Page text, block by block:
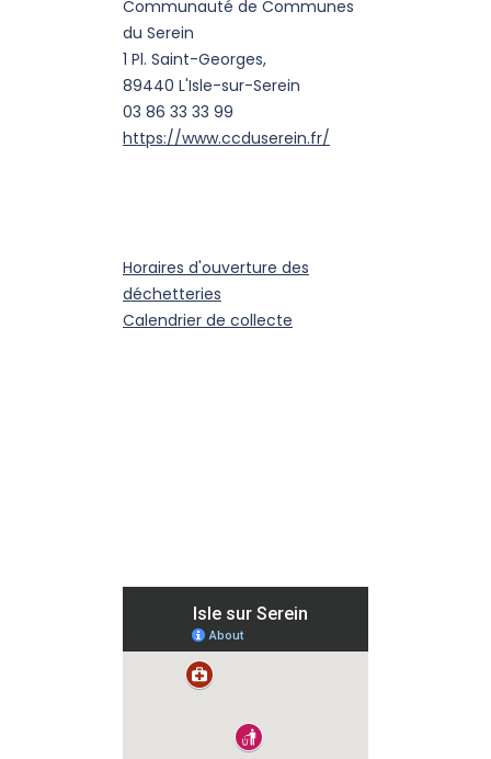
Communauté de Communes
du Serein
1 Pl. Saint-Georges,
89440 L'Isle-sur-Serein
03 86 33 33 99
https://www.ccduserein.fr/
Horaires d'ouverture des
déchetteries
Calendrier de collecte